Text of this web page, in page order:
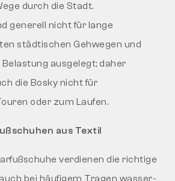
durch die Stadt.
generell nicht für lange
städtischen Gehwegen und
ausgelegt; daher
die Bosky nicht für
oder zum Laufen.
aus Textil
verdienen die richtige
bei häufigem Tragen wasser-